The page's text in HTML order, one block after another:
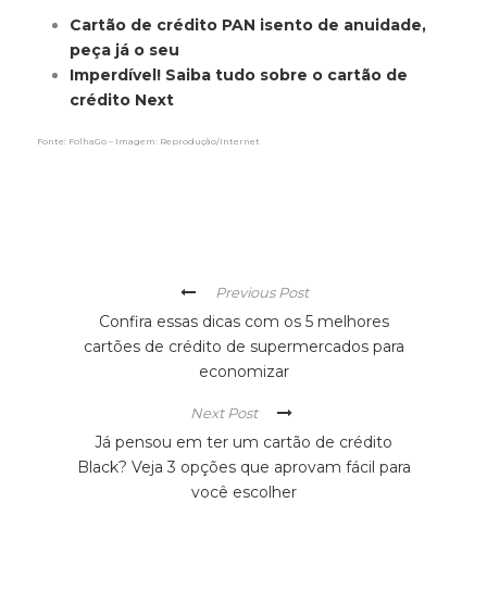
Cartão de crédito PAN isento de anuidade,
peça já o seu
Imperdível! Saiba tudo sobre o cartão de
crédito Next
Fonte: FolhaGo – Imagem: Reprodução/Internet
Previous Post
Confira essas dicas com os 5 melhores
cartões de crédito de supermercados para
economizar
Next Post
Já pensou em ter um cartão de crédito
Black? Veja 3 opções que aprovam fácil para
você escolher